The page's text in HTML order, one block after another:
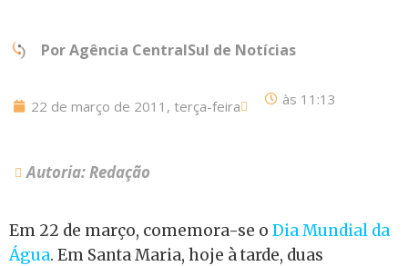
PorAgência CentralSul de Notícias
22 de março de 2011, terça-feira às 11:13
Autoria: Redação
Em 22 de março, comemora-se o Dia Mundial da
Água. Em Santa Maria, hoje à tarde, duas